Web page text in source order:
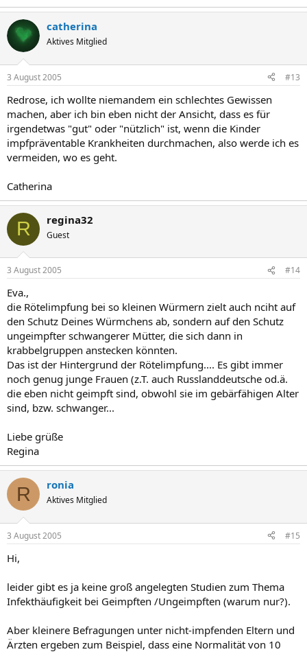
catherina
Aktives Mitglied
3 August 2005 #13
Redrose, ich wollte niemandem ein schlechtes Gewissen
machen, aber ich bin eben nicht der Ansicht, dass es für
irgendetwas "gut" oder "nützlich" ist, wenn die Kinder
impfpräventable Krankheiten durchmachen, also werde ich es
vermeiden, wo es geht.
Catherina
R regina32
Guest
3 August 2005 #14
Eva.,
die Rötelimpfung bei so kleinen Würmern zielt auch nciht auf
den Schutz Deines Würmchens ab, sondern auf den Schutz
ungeimpfter schwangerer Mütter, die sich dann in
krabbelgruppen anstecken könnten.
Das ist der Hintergrund der Rötelimpfung.... Es gibt immer
noch genug junge Frauen (z.T. auch Russlanddeutsche od.ä.
die eben nicht geimpft sind, obwohl sie im gebärfähigen Alter
sind, bzw. schwanger...
Liebe grüße
Regina
R ronia
Aktives Mitglied
3 August 2005 #15
Hi,
leider gibt es ja keine groß angelegten Studien zum Thema
Infekthäufigkeit bei Geimpften /Ungeimpften (warum nur?).
Aber kleinere Befragungen unter nicht-impfenden Eltern und
Ärzten ergeben zum Beispiel, dass eine Normalität von 10